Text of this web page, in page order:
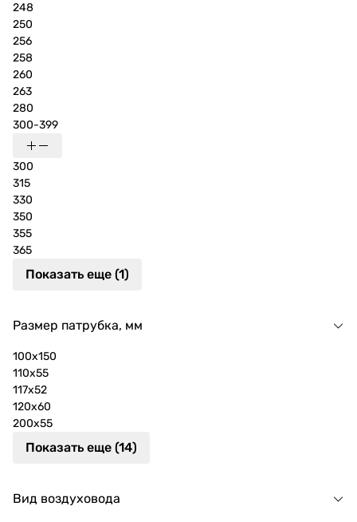
248
250
256
258
260
263
280
300-399
300
315
330
350
355
365
Показать еще (1)
Размер патрубка, мм
100х150
110x55
117x52
120x60
200х55
Показать еще (14)
Вид воздуховода